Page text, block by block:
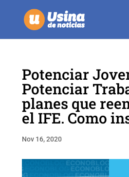
Potenciar
Potenciar
planes que
el IFE. Como
Nov 16, 2020